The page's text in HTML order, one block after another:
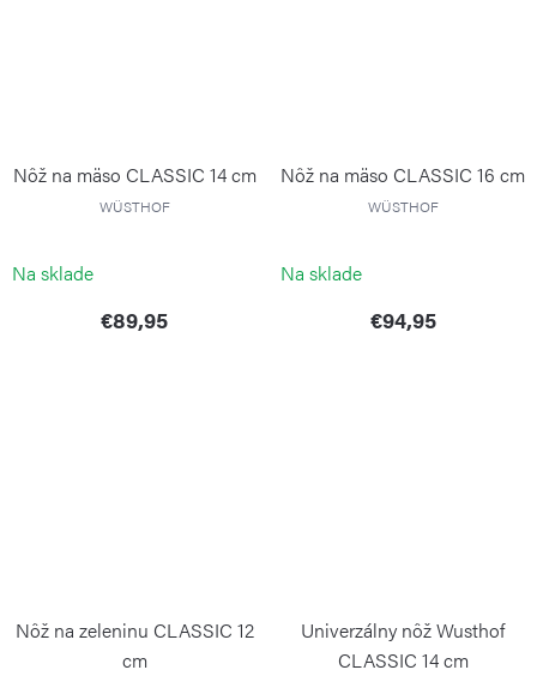
Nôž na mäso CLASSIC 14 cm
WÜSTHOF
Na sklade
€89,95
Nôž na mäso CLASSIC 16 cm
WÜSTHOF
Na sklade
€94,95
Nôž na zeleninu CLASSIC 12
cm
Univerzálny nôž Wusthof
CLASSIC 14 cm